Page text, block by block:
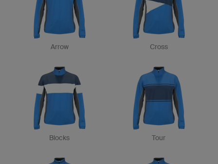
Arrow Cross
Blocks Tour